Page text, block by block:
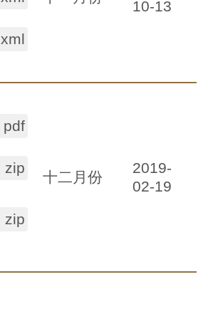
xml
10-13
pdf
zip
zip
十二月份
2019-
02-19